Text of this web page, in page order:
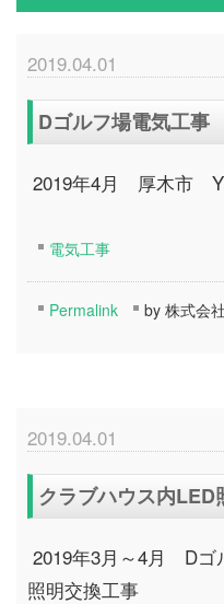
2019.04.01
Dゴルフ場電気工事
2019年4月 厚木市
電気工事
Permalink by 株式会
2019.04.01
クラブハウス内LED
2019年3月～4月 D
照明交換工事